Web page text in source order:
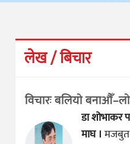
लेख / बिचार
विचारः बलियो
डा शोभाकर
माघ ।मजबुत